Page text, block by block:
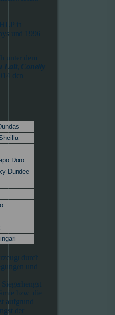
in
und 1996
unter dem
Lait, Conelly
den
Doro
Dundee
durch
und
bzw. die
aufgrund
der